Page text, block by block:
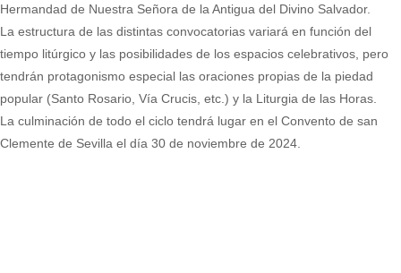
Hermandad de Nuestra Señora de la Antigua del Divino Salvador.
La estructura de las distintas convocatorias variará en función del
tiempo litúrgico y las posibilidades de los espacios celebrativos, pero
tendrán protagonismo especial las oraciones propias de la piedad
popular (Santo Rosario, Vía Crucis, etc.) y la Liturgia de las Horas.
La culminación de todo el ciclo tendrá lugar en el Convento de san
Clemente de Sevilla el día 30 de noviembre de 2024.